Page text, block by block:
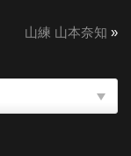
山練 山本奈知 »